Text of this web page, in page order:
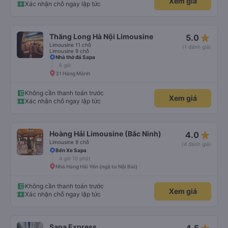
tiền để có chiếc giường tốt hơn.
Xác nhận chỗ ngay lập tức
Thăng Long Hà Nội Limousine
Limousine 11 chỗ
Limousine 9 chỗ
5.0 star_rate
(1 đánh giá)
Nhà thờ đá Sapa
6 giờ
31 Hàng Mành
Không cần thanh toán trước
Xác nhận chỗ ngay lập tức
Xem giá
Hoàng Hải Limousine (Bắc Ninh)
Limousine 9 chỗ
4.0 star_rate
(4 đánh giá)
Bến Xe Sapa
4 giờ 10 phút
Nhà Hàng Hải Yến (ngã tư Nội Bài)
Không cần thanh toán trước
Xác nhận chỗ ngay lập tức
Xem giá